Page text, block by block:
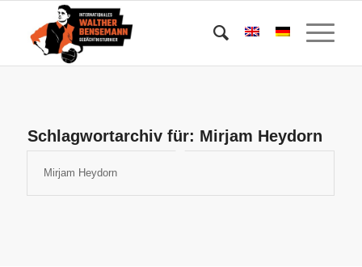
Schlagwortarchiv für: Mirjam Heydorn
Mirjam Heydorn